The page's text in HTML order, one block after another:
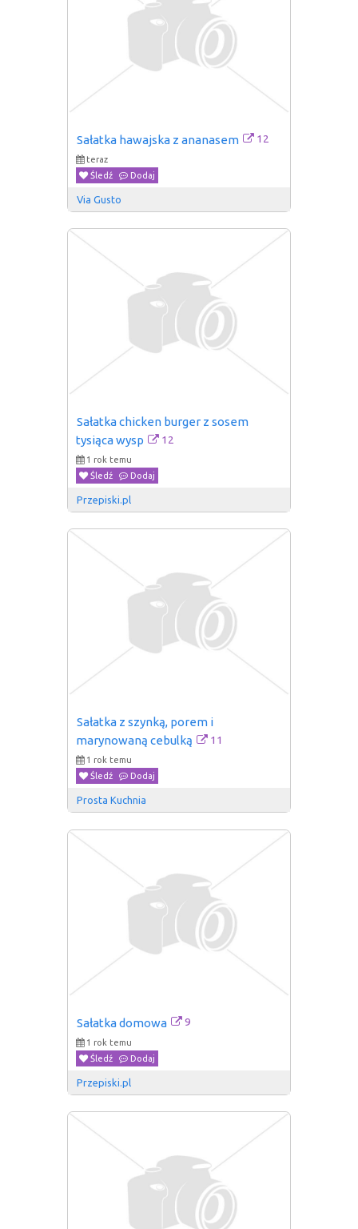
Sałatka hawajska z ananasem 12
teraz
Śledź
Dodaj
Via Gusto
Sałatka chicken burger z sosem
tysiąca wysp
12
1 rok temu
Śledź
Dodaj
Przepiski.pl
Sałatka z szynką, porem i
marynowaną cebulką
11
1 rok temu
Śledź
Dodaj
Prosta Kuchnia
Sałatka domowa 9
1 rok temu
Śledź
Dodaj
Przepiski.pl